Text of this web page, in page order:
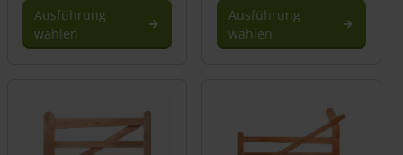
Ausführung
wählen
Ausführung
wählen